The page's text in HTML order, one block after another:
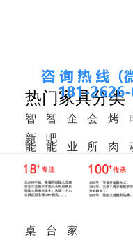
热门家具分类
智
能
火
桌
智
能
调
台
企
业
家
会
所
家
烤
肉
桌
新
中
式
吧
椅